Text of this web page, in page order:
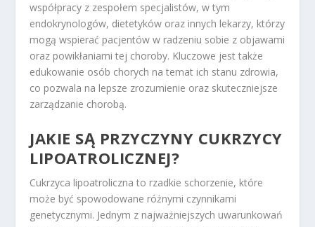
współpracy z zespołem specjalistów, w tym
endokrynologów, dietetyków oraz innych lekarzy, którzy
mogą wspierać pacjentów w radzeniu sobie z objawami
oraz powikłaniami tej choroby. Kluczowe jest także
edukowanie osób chorych na temat ich stanu zdrowia,
co pozwala na lepsze zrozumienie oraz skuteczniejsze
zarządzanie chorobą.
JAKIE SĄ PRZYCZYNY CUKRZYCY
LIPOATROLICZNEJ?
Cukrzyca lipoatroliczna to rzadkie schorzenie, które
może być spowodowane różnymi czynnikami
genetycznymi. Jednym z najważniejszych uwarunkowań